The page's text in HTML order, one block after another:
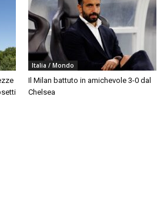
Italia / Mondo
Il Milan battuto in amichevole 3-0 dal
Chelsea